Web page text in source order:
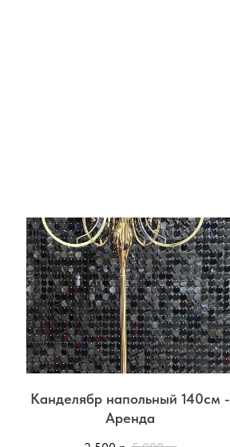
Канделябр напольный 140см -
Аренда